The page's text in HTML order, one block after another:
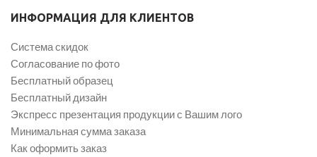
ИНФОРМАЦИЯ ДЛЯ КЛИЕНТОВ
Система скидок
Согласование по фото
Бесплатный образец
Бесплатный дизайн
Экспресс презентация продукции с Вашим лого
Минимальная сумма заказа
Как оформить заказ